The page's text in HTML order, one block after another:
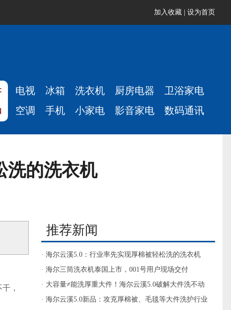
加入收藏 设为首页
电视 冰箱 洗衣机 厨房电器
卫浴家电
空调
手机 小家电 影音家电 数码通讯
洗的洗衣机
，
推荐新闻
· 海尔云溪5.0：行业率先实现厚棉被轻松洗的洗衣机
· 海尔三筒洗衣机泰国上市，001号用户现场交付
· 大容量≠能洗厚重大件！海尔云溪5.0破解大件洗不动
难题
· 海尔云溪5.0新品：攻克厚棉被、毛毯等大件洗护行业